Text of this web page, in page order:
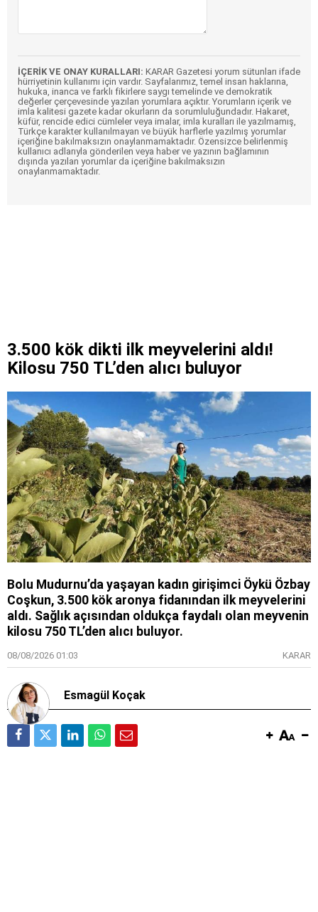
İÇERİK VE ONAY KURALLARI: KARAR Gazetesi yorum sütunları ifade
hürriyetinin kullanımı için vardır. Sayfalarımız, temel insan haklarına,
hukuka, inanca ve farklı fikirlere saygı temelinde ve demokratik
değerler çerçevesinde yazılan yorumlara açıktır. Yorumların içerik ve
imla kalitesi gazete kadar okurların da sorumluluğundadır. Hakaret,
küfür, rencide edici cümleler veya imalar, imla kuralları ile yazılmamış,
Türkçe karakter kullanılmayan ve büyük harflerle yazılmış yorumlar
içeriğine bakılmaksızın onaylanmamaktadır. Özensizce belirlenmiş
kullanıcı adlarıyla gönderilen veya haber ve yazının bağlamının
dışında yazılan yorumlar da içeriğine bakılmaksızın
onaylanmamaktadır.
3.500 kök dikti ilk meyvelerini aldı!
Kilosu 750 TL’den alıcı buluyor
Bolu Mudurnu’da yaşayan kadın girişimci Öykü Özbay
Coşkun, 3.500 kök aronya fidanından ilk meyvelerini
aldı. Sağlık açısından oldukça faydalı olan meyvenin
kilosu 750 TL’den alıcı buluyor.
08/08/2026 01:03 KARAR
Esmagül Koçak